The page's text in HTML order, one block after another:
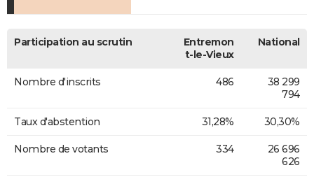
Participation au scrutin
Entremon
t-le-Vieux
National
Nombre d'inscrits 486
38 299
794
Taux d'abstention 31,28% 30,30%
Nombre de votants 334
26 696
626